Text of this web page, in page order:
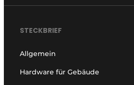
STECKBRIEF
Allgemein
Hardware für Gebäude